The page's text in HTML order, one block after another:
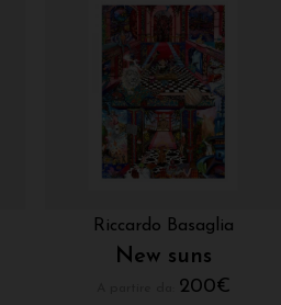
Riccardo Basaglia
New suns
200€